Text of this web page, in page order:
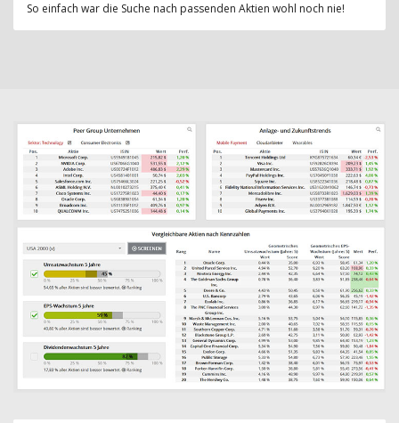
So einfach war die Suche nach passenden Aktien wohl noch nie!